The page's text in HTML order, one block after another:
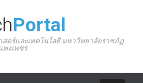
Portal
ตร์และเทคโนโลยี มหาวิทยาลัยราชภัฏ
พงเพชร